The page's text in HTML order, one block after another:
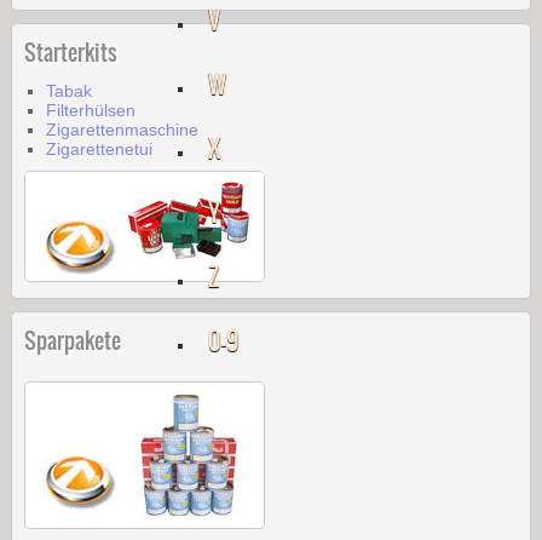
V
W
X
Y
Z
0-9
Starterkits
Tabak
Filterhülsen
Zigarettenmaschine
Zigarettenetui
Sparpakete